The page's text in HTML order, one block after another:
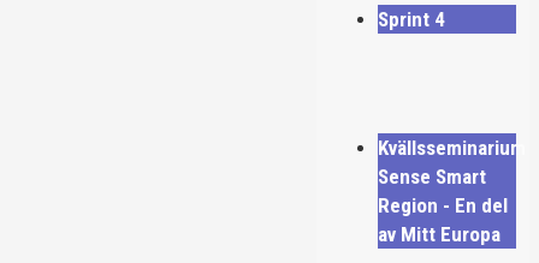
Sprint 4
Kvällsseminarium
Sense Smart
Region - En del
av Mitt Europa